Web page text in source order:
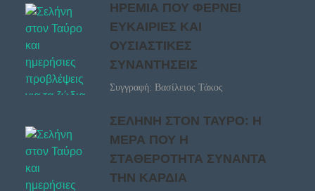
ΗΡΕΜΙΑ ΠΟΥ ΦΕΡΝΕΙ
ΕΥΚΑΙΡΙΕΣ ΚΑΙ
ΟΥΣΙΑΣΤΙΚΕΣ
ΣΥΝΑΝΤΗΣΕΙΣ
Συγγραφή: Βασίλειος Τάκος
ΣΕΛΗΝΗ ΣΤΟΝ ΤΑΥΡΟ: Η
ΜΕΡΑ ΠΟΥ Η
ΣΤΑΘΕΡΟΤΗΤΑ ΣΥΝΑΝΤΑ
ΤΗΝ ΚΑΡΔΙΑ